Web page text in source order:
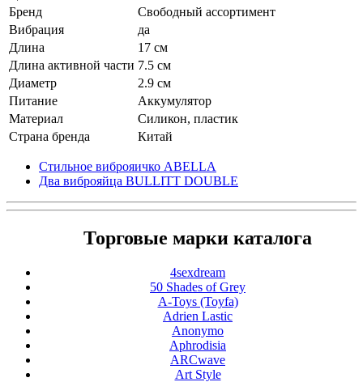
Бренд
Свободный ассортимент
Вибрация
да
Длина
17 см
Длина активной части 7.5 см
Диаметр
2.9 см
Питание
Аккумулятор
Материал
Силикон, пластик
Страна бренда
Китай
Стильное виброяичко ABELLA
Два виброяйца BULLITT DOUBLE
Торговые марки каталога
4sexdream
50 Shades of Grey
A-Toys (Toyfa)
Adrien Lastic
Anonymo
Aphrodisia
ARCwave
Art Style